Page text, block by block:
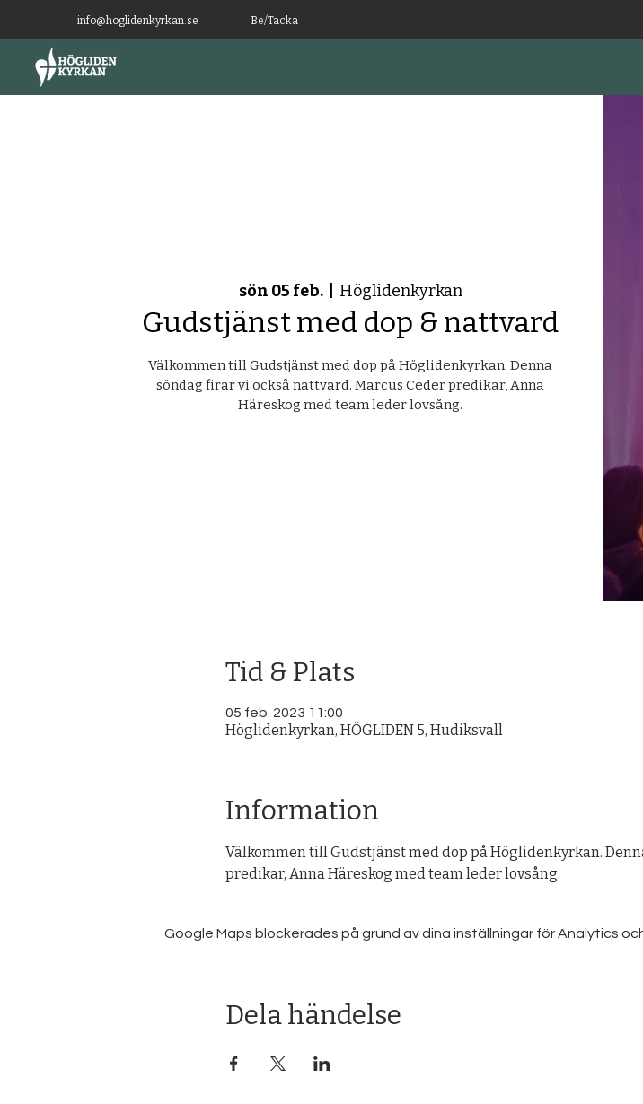
info@hoglidenkyrkan.se Be/Tacka
sön 05 feb.
  |
Höglidenkyrkan
Gudstjänst med dop & nattvard
Välkommen till Gudstjänst med dop på Höglidenkyrkan. Denna
söndag firar vi också nattvard. Marcus Ceder predikar, Anna
Häreskog med team leder lovsång.
Tid & Plats
05 feb. 2023 11:00
Höglidenkyrkan, HÖGLIDEN 5, Hudiksvall
Information
Välkommen till Gudstjänst med dop på Höglidenkyrkan.
predikar, Anna Häreskog med team leder lovsång.
Google Maps blockerades på grund av dina inställningar för Analytics
Dela händelse